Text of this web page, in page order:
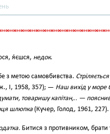
я́єшся, недок.
з метою самовбивства.
І, 1958, 357); — Наш вихід у море
товаришу капітан,.. —
шлюпка (Кучер, Голод, 1961, 227).
Битися з противником, брати